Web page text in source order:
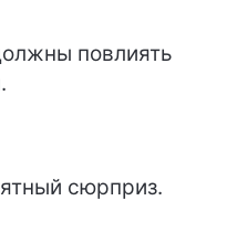
повлиять
сюрприз.